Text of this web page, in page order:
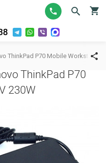
ThinkPad P70 Mobile Workstation
ThinkPad P70
230W